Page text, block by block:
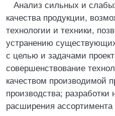
Анализ сильных и
качества продукции,
технологии и техники,
устранению
с целью и задачами
совершенствование
качеством производимой
производства; разработки
расширения ассортимента